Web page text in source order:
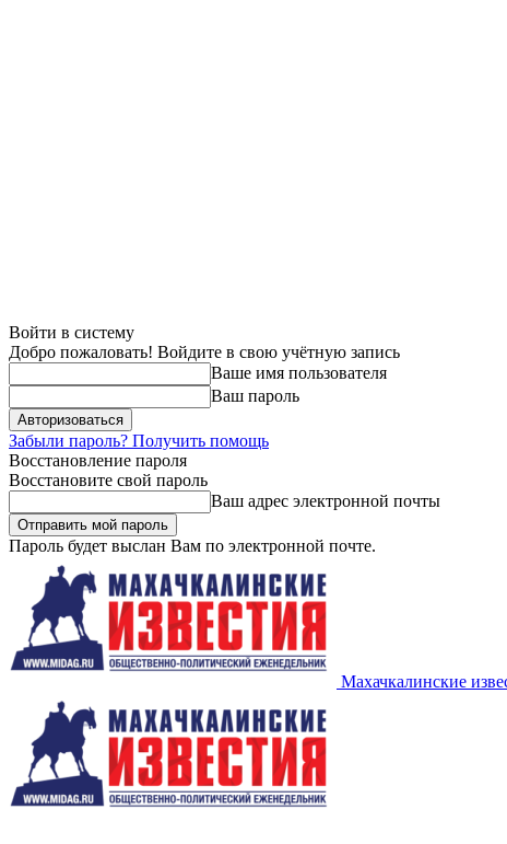
Войти в систему
Добро пожаловать! Войдите в свою учётную запись
Ваше имя пользователя
Ваш пароль
Забыли пароль? Получить помощь
Восстановление пароля
Восстановите свой пароль
Ваш адрес электронной почты
Пароль будет выслан Вам по электронной почте.
Махачкалинские